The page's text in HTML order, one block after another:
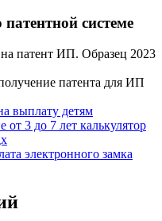
системе
патент ИП. Образец 2023
патента для ИП
выплату детям
от 3 до 7 лет калькулятор
электронного замка